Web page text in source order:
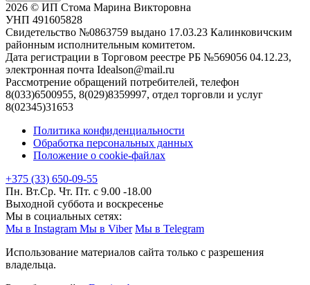
2026 © ИП Стома Марина Викторовна
УНП 491605828
Свидетельство №0863759 выдано 17.03.23 Калинковичским
районным исполнительным комитетом.
Дата регистрации в Торговом реестре РБ №569056 04.12.23,
электронная почта Idealson@mail.ru
Рассмотрение обращений потребителей, телефон
8(033)6500955, 8(029)8359997, отдел торговли и услуг
8(02345)31653
Политика конфиденциальности
Обработка персональных данных
Положение о cookie-файлах
+375 (33) 650-09-55
Пн. Вт.Ср. Чт. Пт. с 9.00 -18.00
Выходной суббота и воскресенье
Мы в социальных сетях:
Мы в Instagram Мы в Viber Мы в Telegram
Использование материалов сайта только с разрешения
владельца.